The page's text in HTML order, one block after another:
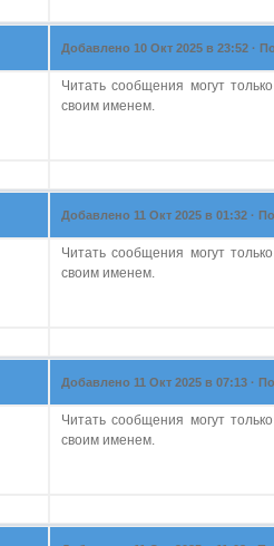
Добавлено 10 Окт 2025 в 23:52 ·
Читать сообщения могут
своим именем.
Добавлено 11 Окт 2025 в 01:32 ·
Читать сообщения могут
своим именем.
Добавлено 11 Окт 2025 в 07:13 ·
Читать сообщения могут
своим именем.